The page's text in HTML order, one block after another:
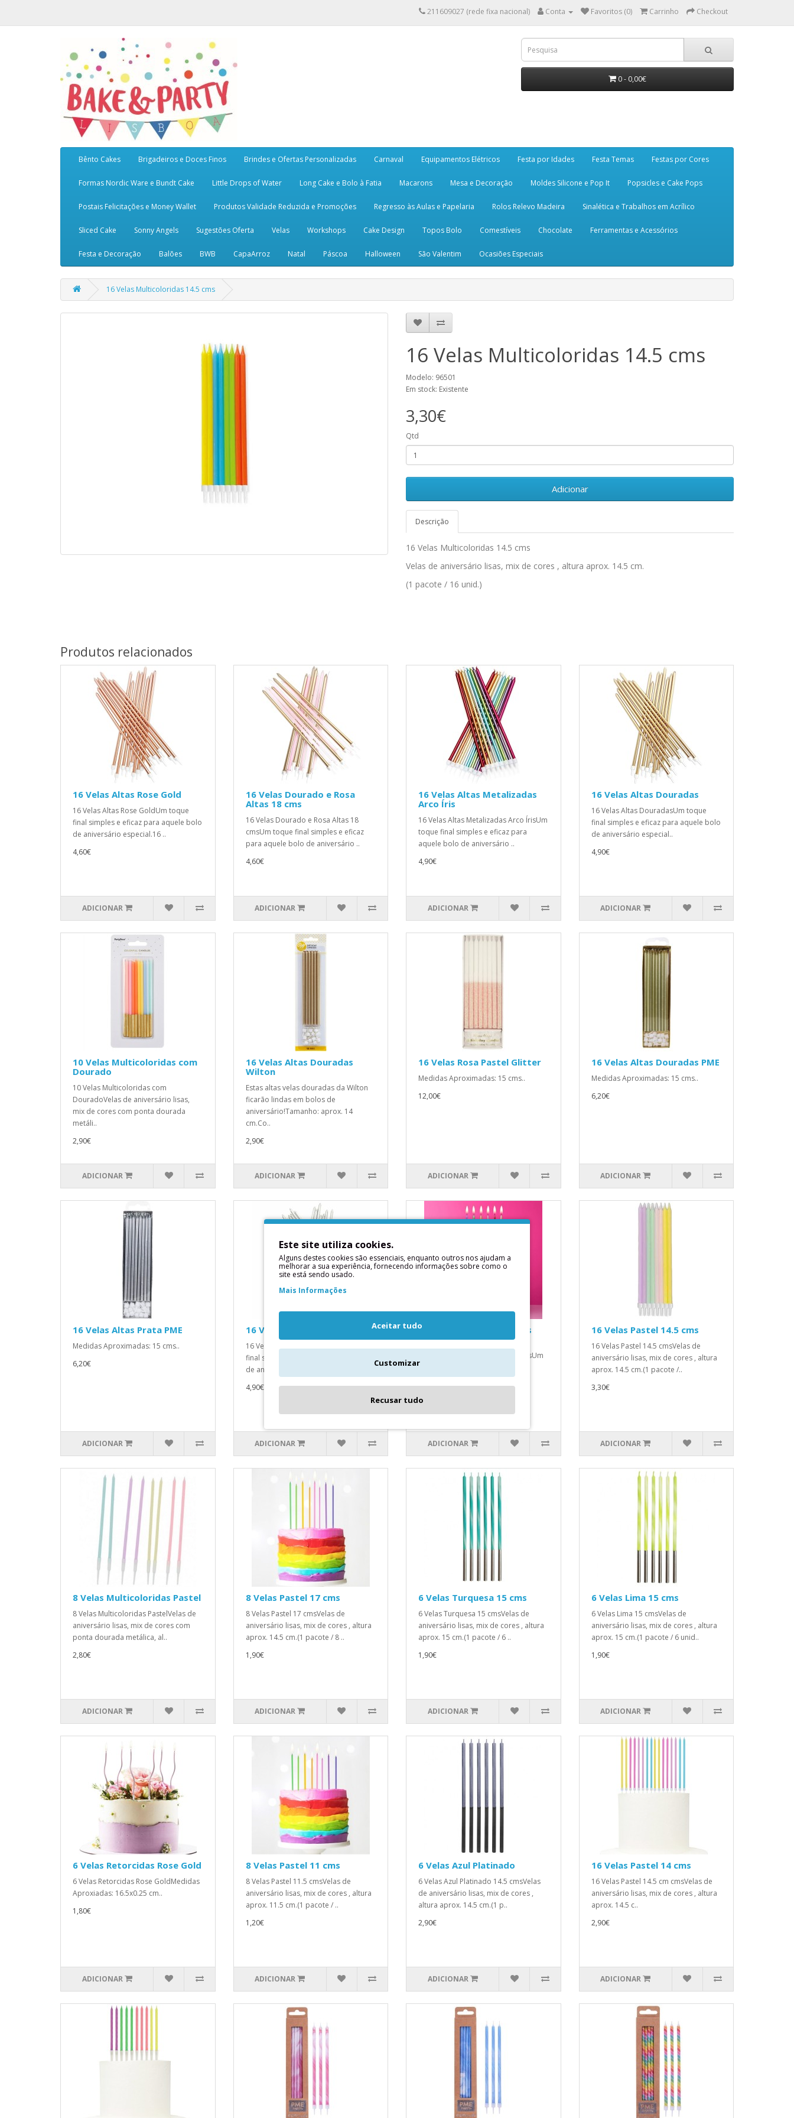
211609027 (rede fixa nacional) Conta Favoritos (0) Carrinho Checkout
0 - 0,00€
Bênto Cakes Brigadeiros e Doces Finos Brindes e Ofertas Personalizadas Carnaval Equipamentos Elétricos Festa por Idades Festa Temas Festas por Cores
Formas Nordic Ware e Bundt Cake Little Drops of Water Long Cake e Bolo à Fatia Macarons Mesa e Decoração Moldes Silicone e Pop It Popsicles e Cake Pops
Postais Felicitações e Money Wallet Produtos Validade Reduzida e Promoções Regresso às Aulas e Papelaria Rolos Relevo Madeira Sinalética e Trabalhos em Acrílico
Sliced Cake Sonny Angels Sugestões Oferta Velas Workshops Cake Design Topos Bolo Comestíveis Chocolate Ferramentas e Acessórios
Festa e Decoração Balões BWB CapaArroz Natal Páscoa Halloween São Valentim Ocasiões Especiais
16 Velas Multicoloridas 14.5 cms
16 Velas Multicoloridas 14.5 cms
Modelo: 96501
Em stock: Existente
3,30€
Qtd
Adicionar
Descrição
16 Velas Multicoloridas 14.5 cms
Velas de aniversário lisas, mix de cores , altura aprox. 14.5 cm.
(1 pacote / 16 unid.)
Produtos relacionados
16 Velas Altas Rose Gold
16 Velas Altas Rose GoldUm toque
final simples e eficaz para aquele bolo
de aniversário especial.16 ..
4,60€
ADICIONAR
16 Velas Dourado e Rosa
Altas 18 cms
16 Velas Dourado e Rosa Altas 18
cmsUm toque final simples e eficaz
para aquele bolo de aniversário ..
4,60€
ADICIONAR
16 Velas Altas Metalizadas
Arco Íris
16 Velas Altas Metalizadas Arco ÍrisUm
toque final simples e eficaz para
aquele bolo de aniversário ..
4,90€
ADICIONAR
16 Velas Altas Douradas
16 Velas Altas DouradasUm toque
final simples e eficaz para aquele bolo
de aniversário especial..
4,90€
ADICIONAR
10 Velas Multicoloridas com
Dourado
10 Velas Multicoloridas com
DouradoVelas de aniversário lisas,
mix de cores com ponta dourada
metáli..
2,90€
ADICIONAR
16 Velas Altas Douradas
Wilton
Estas altas velas douradas da Wilton
ficarão lindas em bolos de
aniversário!Tamanho: aprox. 14
cm.Co..
2,90€
ADICIONAR
16 Velas Rosa Pastel Glitter
Medidas Aproximadas: 15 cms..
12,00€
ADICIONAR
16 Velas Altas Douradas PME
Medidas Aproximadas: 15 cms..
6,20€
ADICIONAR
16 Velas Altas Prata PME
Medidas Aproximadas: 15 cms..
6,20€
ADICIONAR
16 Velas Altas Prateadas
16 Velas Altas PrateadasUm toque
final simples e eficaz para aquele bolo
de aniversário especial.16 ..
4,90€
ADICIONAR
6 Velas Altas Metalizadas
Arco Íris
6 Velas Altas Metalizadas Arco ÍrisUm
aquele bolo de aniversário e..
1,60€
ADICIONAR
16 Velas Pastel 14.5 cms
16 Velas Pastel 14.5 cmsVelas de
aniversário lisas, mix de cores , altura
aprox. 14.5 cm.(1 pacote /..
3,30€
ADICIONAR
8 Velas Multicoloridas Pastel
8 Velas Multicoloridas PastelVelas de
aniversário lisas, mix de cores com
ponta dourada metálica, al..
2,80€
ADICIONAR
8 Velas Pastel 17 cms
8 Velas Pastel 17 cmsVelas de
aniversário lisas, mix de cores , altura
aprox. 14.5 cm.(1 pacote / 8 ..
1,90€
ADICIONAR
6 Velas Turquesa 15 cms
6 Velas Turquesa 15 cmsVelas de
aniversário lisas, mix de cores , altura
aprox. 15 cm.(1 pacote / 6 ..
1,90€
ADICIONAR
6 Velas Lima 15 cms
6 Velas Lima 15 cmsVelas de
aniversário lisas, mix de cores , altura
aprox. 15 cm.(1 pacote / 6 unid..
1,90€
ADICIONAR
6 Velas Retorcidas Rose Gold
6 Velas Retorcidas Rose GoldMedidas
Aproxiadas: 16.5x0.25 cm..
1,80€
ADICIONAR
8 Velas Pastel 11 cms
8 Velas Pastel 11.5 cmsVelas de
aniversário lisas, mix de cores , altura
aprox. 11.5 cm.(1 pacote / ..
1,20€
ADICIONAR
6 Velas Azul Platinado
6 Velas Azul Platinado 14.5 cmsVelas
de aniversário lisas, mix de cores ,
altura aprox. 14.5 cm.(1 p..
2,90€
ADICIONAR
16 Velas Pastel 14 cms
16 Velas Pastel 14.5 cm cmsVelas de
aniversário lisas, mix de cores , altura
aprox. 14.5 c..
2,90€
ADICIONAR
Este site utiliza cookies.
Alguns destes cookies são essenciais, enquanto outros nos ajudam a
melhorar a sua experiência, fornecendo informações sobre como o
site está sendo usado.
Mais Informações
Aceitar tudo
Customizar
Recusar tudo